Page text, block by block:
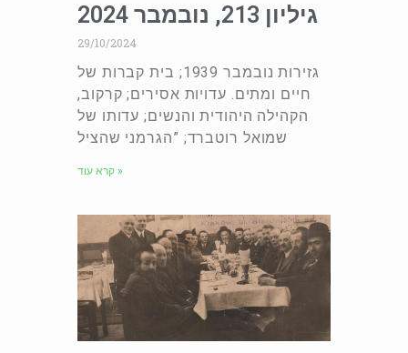
גיליון 213, נובמבר 2024
29/10/2024
גזירות נובמבר 1939; בית קברות של
חיים ומתים. עדויות אסירים; קרקוב,
הקהילה היהודית והנשים; עדותו של
שמואל רוטברד; ”הגרמני שהציל
קרא עוד »